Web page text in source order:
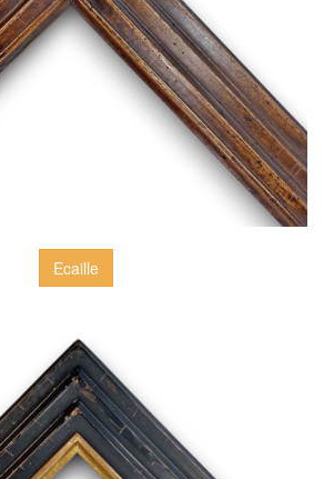
Ecaille